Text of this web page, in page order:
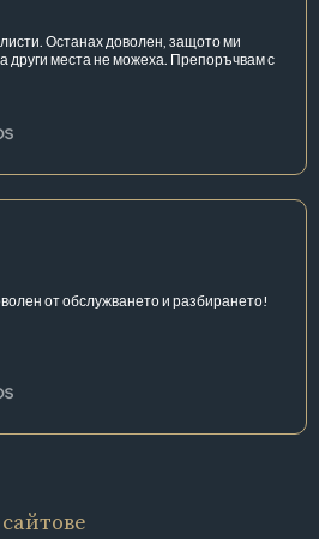
Останах доволен, защото ми
други места не можеха. Препоръчвам с
от обслужването и разбирането!